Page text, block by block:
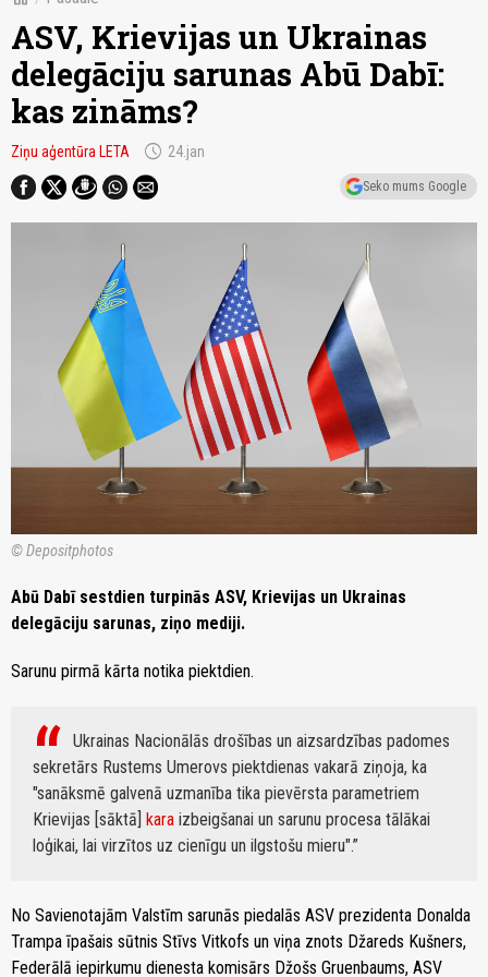
ASV, Krievijas un Ukrainas
delegāciju sarunas Abū Dabī:
kas zināms?
Ziņu aģentūra LETA schedule 24.jan
Seko mums Google
© Depositphotos
Abū Dabī sestdien turpinās ASV, Krievijas un Ukrainas
delegāciju sarunas, ziņo mediji.
Sarunu pirmā kārta notika piektdien.
Ukrainas Nacionālās drošības un aizsardzības padomes
sekretārs Rustems Umerovs piektdienas vakarā ziņoja, ka
"sanāksmē galvenā uzmanība tika pievērsta parametriem
Krievijas [sāktā] kara izbeigšanai un sarunu procesa tālākai
loģikai, lai virzītos uz cienīgu un ilgstošu mieru".
No Savienotajām Valstīm sarunās piedalās ASV prezidenta Donalda
Trampa īpašais sūtnis Stīvs Vitkofs un viņa znots Džareds Kušners,
Federālā iepirkumu dienesta komisārs Džošs Gruenbaums, ASV